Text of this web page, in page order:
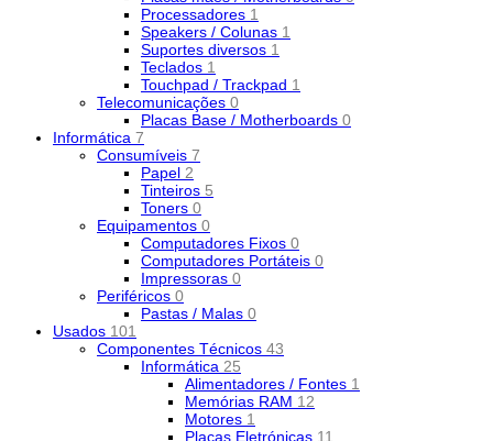
Processadores 1
Speakers / Colunas 1
Suportes diversos 1
Teclados 1
Touchpad / Trackpad 1
Telecomunicações 0
Placas Base / Motherboards 0
Informática 7
Consumíveis 7
Papel 2
Tinteiros 5
Toners 0
Equipamentos 0
Computadores Fixos 0
Computadores Portáteis 0
Impressoras 0
Periféricos 0
Pastas / Malas 0
Usados 101
Componentes Técnicos 43
Informática 25
Alimentadores / Fontes 1
Memórias RAM 12
Motores 1
Placas Eletrónicas 11